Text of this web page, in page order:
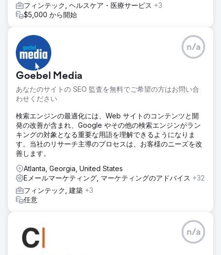
フィンテック, ヘルスケア・医療サービス +3
$5,000 から開始
Goebel Media
あなたのサイトの SEO 監査を無料でご希望の方はお問い合
わせください
n/a
検索エンジンの最適化には、Web サイトのコンテンツと開
発の改善が含まれ、Google やその他の検索エンジンがラン
キングの対象となる重要な用語を理解できるようになりま
す。当社のリサーチ主導のプロセスは、お客様のニーズを改
善します。
Atlanta, Georgia, United States
Eメールマーケティング, マーケティングのアドバイス +32
フィンテック, 建築 +3
任意
n/a